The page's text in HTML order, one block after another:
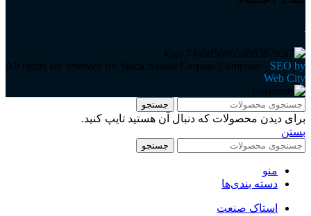
All rights are reserved for Stock Sanaat Caspian Company - SEO by
Web City
جستجو
برای دیدن محصولات که دنبال آن هستید تایپ کنید.
بستن
جستجو
منو
دسته بندی‌ها
استاک صنعت